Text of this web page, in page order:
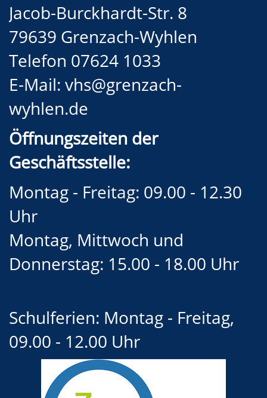
Jacob-Burckhardt-Str. 8
79639 Grenzach-Wyhlen
Telefon 07624 1033
E-Mail: vhs@grenzach-
wyhlen.de
Öffnungszeiten der
Geschäftsstelle:
Montag - Freitag: 09.00 - 12.30
Uhr
Montag, Mittwoch und
Donnerstag: 15.00 - 18.00 Uhr
Schulferien: Montag - Freitag,
09.00 - 12.00 Uhr